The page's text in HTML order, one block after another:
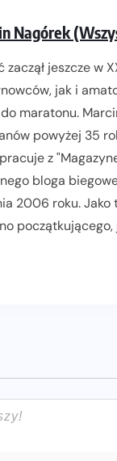
Nagórek
zaczął jeszcze w
jak i
maratonu.
powyżej 35
z
bloga
2006 roku. Jako